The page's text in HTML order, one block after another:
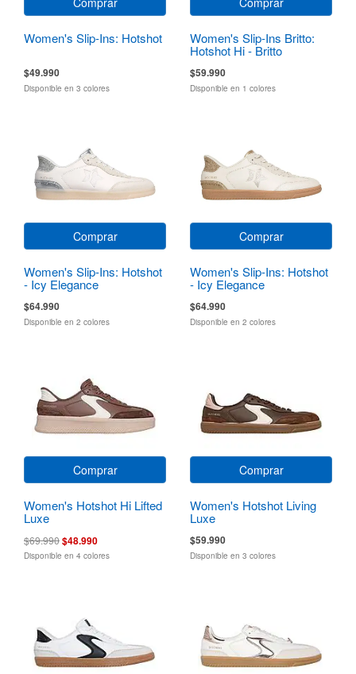
Women's Slip-Ins: Hotshot
$49.990
Disponible en 3 colores
Women's Slip-Ins Britto:
Hotshot Hi - Britto
$59.990
Disponible en 1 colores
Comprar
Women's Slip-Ins: Hotshot
- Icy Elegance
$64.990
Disponible en 2 colores
Comprar
Women's Slip-Ins: Hotshot
- Icy Elegance
$64.990
Disponible en 2 colores
Comprar
Women's Hotshot Hi Lifted
Luxe
$69.990$48.990
Disponible en 4 colores
Comprar
Women's Hotshot Living
Luxe
$59.990
Disponible en 3 colores